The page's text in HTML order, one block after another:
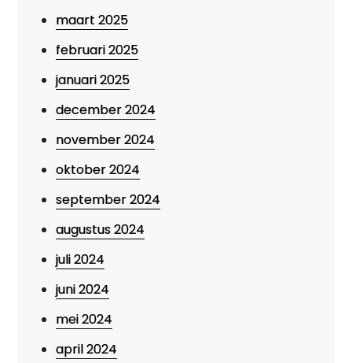
maart 2025
februari 2025
januari 2025
december 2024
november 2024
oktober 2024
september 2024
augustus 2024
juli 2024
juni 2024
mei 2024
april 2024